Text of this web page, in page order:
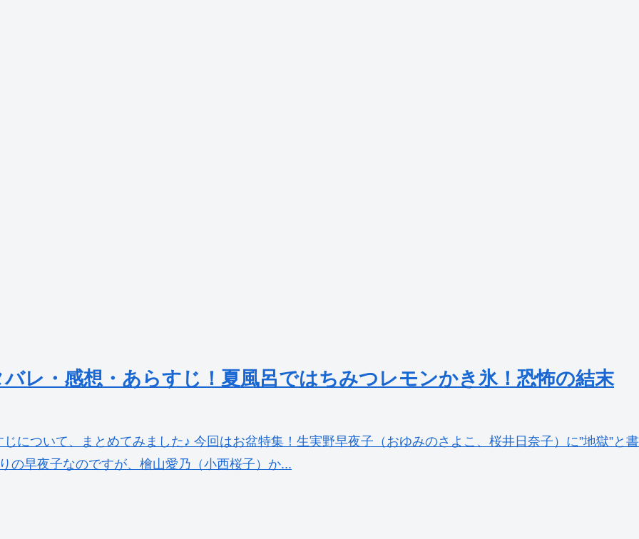
レ・感想・あらすじ！夏風呂ではちみつレモンかき氷！恐怖の結末
について、まとめてみました♪ 今回はお盆特集！生実野早夜子（おゆみのさよこ、桜井日奈子）に”地獄”と書
の早夜子なのですが、檜山愛乃（小西桜子）か...